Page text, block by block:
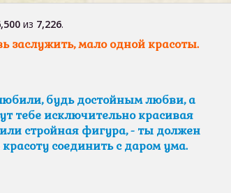
из 7,226.
заслужить, мало одной красоты.
будь достойным любви, а
тебе исключительно красивая
стройная фигура, - ты должен
соединить с даром ума.